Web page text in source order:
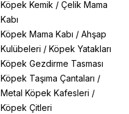
Köpek Kemik /Çelik Mama
Kabı
Köpek Mama Kabı /Ahşap
Kulübeleri /Köpek Yatakları
Köpek Gezdirme Tasması
Köpek Taşıma Çantaları /
Metal Köpek Kafesleri /
Köpek Çitleri